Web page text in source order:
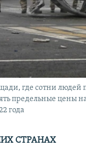
где сотни людей
предельные цены
года
СТРАНАХ